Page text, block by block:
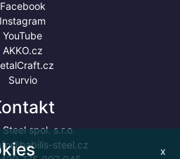
Facebook
Instagram
YouTube
AKKO.cz
Survio
Steel spol. s.r.o.
steel.cz
x